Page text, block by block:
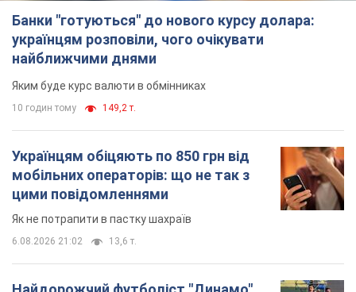
Банки "готуються" до нового курсу долара:
українцям розповіли, чого очікувати
найближчими днями
Яким буде курс валюти в обмінниках
10 годин тому 149,2 т.
Українцям обіцяють по 850 грн від
мобільних операторів: що не так з
цими повідомленнями
Як не потрапити в пастку шахраїв
6.08.2026 21:02 13,6 т.